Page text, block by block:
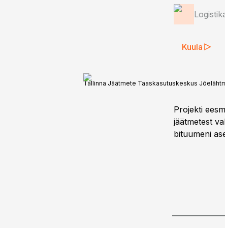
Kuula
Tallinna Jäätmete Taaskasutuskeskus
Projekti
jäätmetest
bituumeni